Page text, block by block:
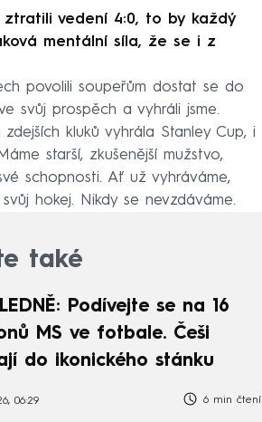
vedení 4:0, to by každý
mentální síla, že se i z
povolili soupeřům dostat se do
svůj prospěch a vyhráli jsme.
kluků vyhrála Stanley Cup, i
starší, zkušenější mužstvo,
schopnosti. Ať už vyhráváme,
hokej. Nikdy se nevzdáváme.
také
Podívejte se na 16
MS ve fotbale. Češi
do ikonického stánku
06:29 6 min čtení